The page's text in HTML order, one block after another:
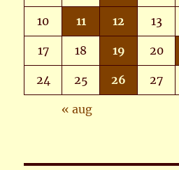
10 11 12 13
17 18 19 20
24 25 26 27
« aug